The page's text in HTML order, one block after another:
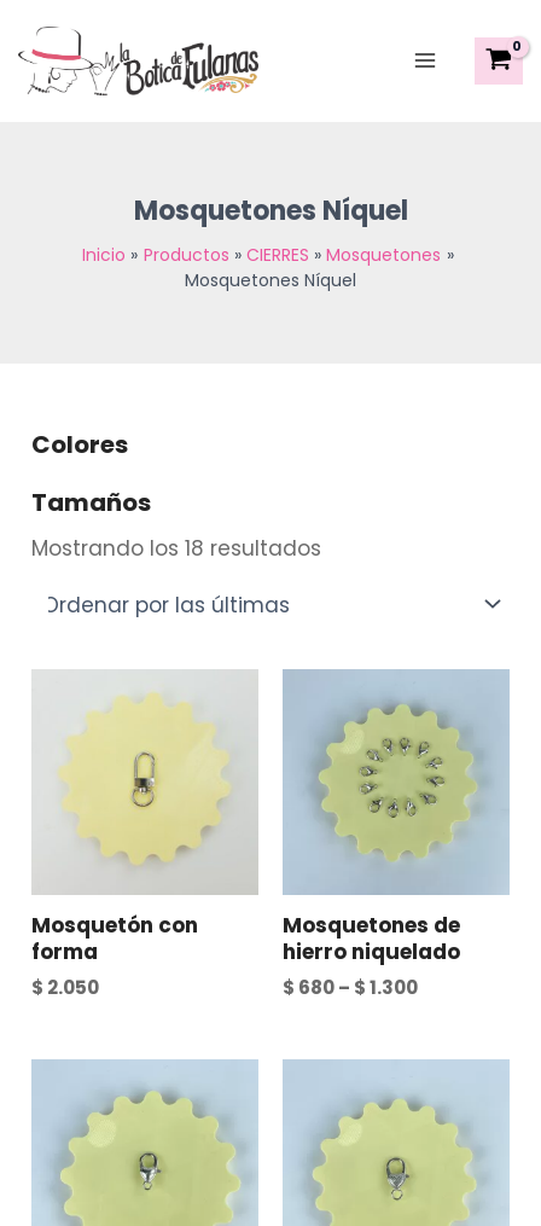
contenido
Menu
Mosquetones Níquel
Inicio Productos CIERRES
Mosquetones
Mosquetones Níquel
Colores
Tamaños
Mostrando los 18 resultados
Mosquetón con
forma
$ 2.050
Mosquetones de
hierro niquelado
$ 680– $1.300